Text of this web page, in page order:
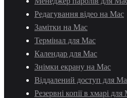
Редагування відео на Mac
Замітки на Mac
Термінал для Mac
Календар для Mac
Знімки екрану на Mac
Віддалений доступ для
Резервні копії в хмарі для